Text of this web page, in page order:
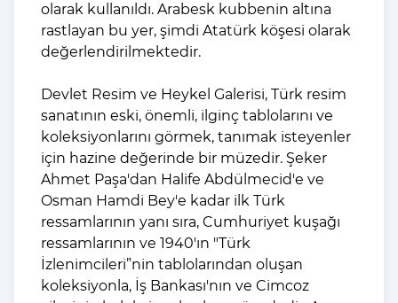
olarak kullanıldı. Arabesk kubbenin altına
rastlayan bu yer, şimdi Atatürk köşesi olarak
değerlendirilmektedir.
Devlet Resim ve Heykel Galerisi, Türk resim
sanatının eski, önemli, ilginç tablolarını ve
koleksiyonlarını görmek, tanımak isteyenler
için hazine değerinde bir müzedir. Şeker
Ahmet Paşa'dan Halife Abdülmecid'e ve
Osman Hamdi Bey'e kadar ilk Türk
ressamlarının yanı sıra, Cumhuriyet kuşağı
ressamlarının ve 1940'ın "Türk
İzlenimcileri”nin tablolarından oluşan
koleksiyonla, İş Bankası'nın ve Cimcoz